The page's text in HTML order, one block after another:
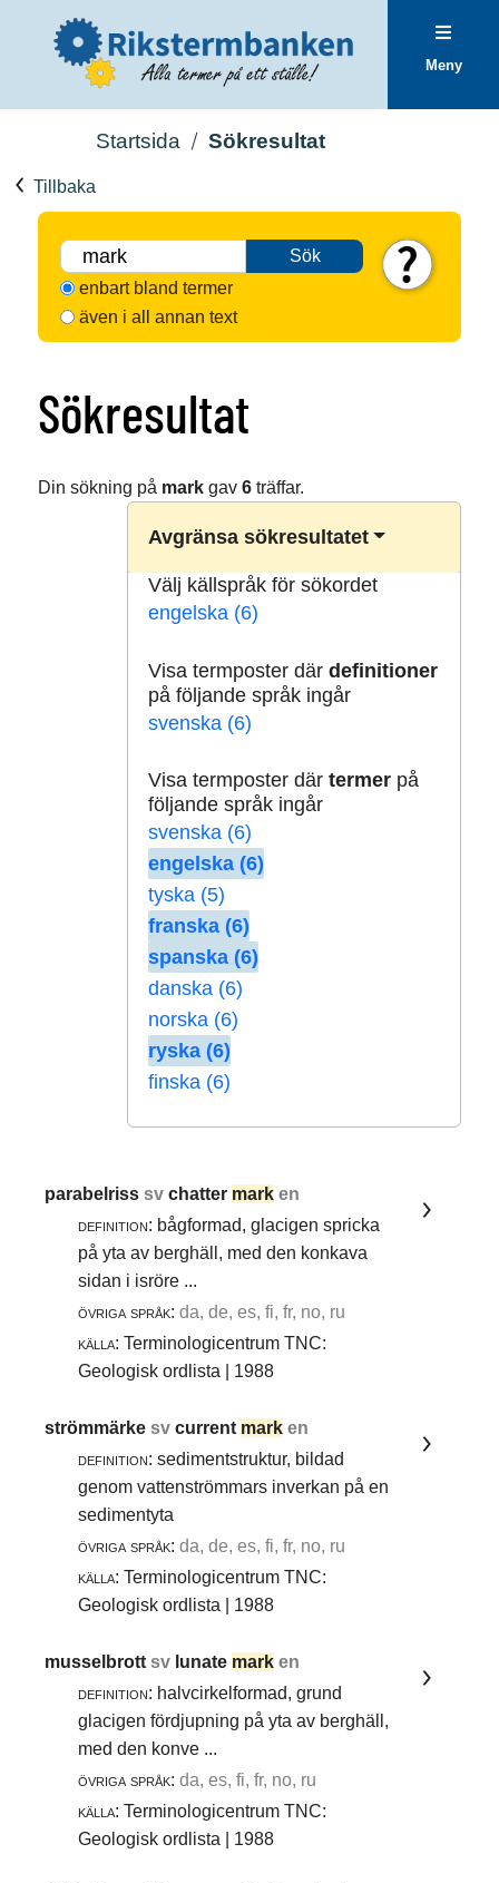
Meny
Startsida Sökresultat
Tillbaka
Sök
enbart bland termer
även i all annan text
Sökresultat
Din sökning på markgav 6träffar.
Avgränsa sökresultatet
Välj källspråk för sökordet
engelska (6)
Visa termposter där definitioner
på följande språk ingår
svenska (6)
Visa termposter där termerpå
följande språk ingår
svenska (6)
engelska (6)
tyska (5)
franska (6)
spanska (6)
danska (6)
norska (6)
ryska (6)
finska (6)
parabelrisssvchatter mark en
definition: bågformad, glacigen spricka
på yta av berghäll, med den konkava
sidan i isröre ...
övriga språk: da, de, es, fi, fr, no, ru
källa: Terminologicentrum TNC:
Geologisk ordlista | 1988
strömmärkesvcurrent mark en
definition: sedimentstruktur, bildad
genom vattenströmmars inverkan på en
sedimentyta
övriga språk: da, de, es, fi, fr, no, ru
källa: Terminologicentrum TNC:
Geologisk ordlista | 1988
musselbrottsv lunate mark en
definition: halvcirkelformad, grund
glacigen fördjupning på yta av berghäll,
med den konve ...
övriga språk: da, es, fi, fr, no, ru
källa: Terminologicentrum TNC:
Geologisk ordlista | 1988